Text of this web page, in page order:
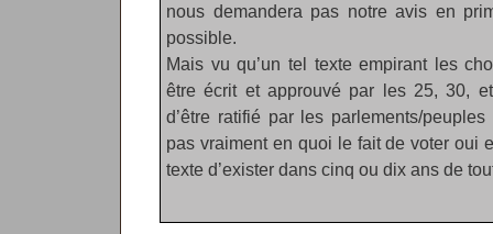
nous demandera pas notre avis en
possible.
Mais vu qu’un tel texte empirant les
être écrit et approuvé par les 25, 30,
d’être ratifié par les parlements/
pas vraiment en quoi le fait de voter oui
texte d’exister dans cinq ou dix ans de